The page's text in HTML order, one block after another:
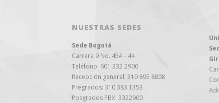
NUESTRAS SEDES
Sede Bogotá
Carrera 9 No. 45A - 44
Teléfono: 601 332 2900
Recepción general: 310 895 8808
Pregrados: 310 383 1353
Posgrados PBX: 3322900